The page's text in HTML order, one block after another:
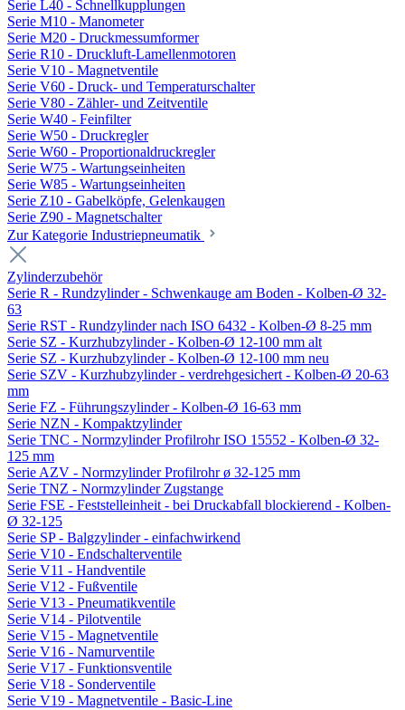
Serie L40 - Schnellkupplungen
Serie M10 - Manometer
Serie M20 - Druckmessumformer
Serie R10 - Druckluft-Lamellenmotoren
Serie V10 - Magnetventile
Serie V60 - Druck- und Temperaturschalter
Serie V80 - Zähler- und Zeitventile
Serie W40 - Feinfilter
Serie W50 - Druckregler
Serie W60 - Proportionaldruckregler
Serie W75 - Wartungseinheiten
Serie W85 - Wartungseinheiten
Serie Z10 - Gabelköpfe, Gelenkaugen
Serie Z90 - Magnetschalter
Zur Kategorie Industriepneumatik
Zylinderzubehör
Serie R - Rundzylinder - Schwenkauge am Boden - Kolben-Ø 32-
63
Serie RST - Rundzylinder nach ISO 6432 - Kolben-Ø 8-25 mm
Serie SZ - Kurzhubzylinder - Kolben-Ø 12-100 mm alt
Serie SZ - Kurzhubzylinder - Kolben-Ø 12-100 mm neu
Serie SZV - Kurzhubzylinder - verdrehgesichert - Kolben-Ø 20-63
mm
Serie FZ - Führungszylinder - Kolben-Ø 16-63 mm
Serie NZN - Kompaktzylinder
Serie TNC - Normzylinder Profilrohr ISO 15552 - Kolben-Ø 32-
125 mm
Serie AZV - Normzylinder Profilrohr ø 32-125 mm
Serie TNZ - Normzylinder Zugstange
Serie FSE - Feststelleinheit - bei Druckabfall blockierend - Kolben-
Ø 32-125
Serie SP - Balgzylinder - einfachwirkend
Serie V10 - Endschalterventile
Serie V11 - Handventile
Serie V12 - Fußventile
Serie V13 - Pneumatikventile
Serie V14 - Pilotventile
Serie V15 - Magnetventile
Serie V16 - Namurventile
Serie V17 - Funktionsventile
Serie V18 - Sonderventile
Serie V19 - Magnetventile - Basic-Line